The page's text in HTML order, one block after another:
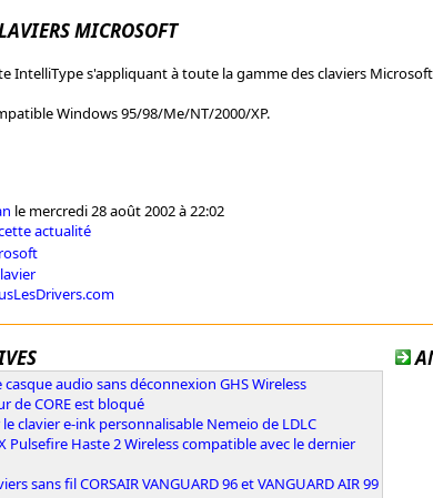
MICROSOFT
IntelliType s'appliquant à toute la gamme des claviers
Windows 95/98/Me/NT/2000/XP.
le mercredi 28 août 2002 à 22:02
actualité
casque audio sans déconnexion GHS Wireless
de CORE est bloqué
clavier e-ink personnalisable Nemeio de LDLC
Pulsefire Haste 2 Wireless compatible avec le dernier
sans fil CORSAIR VANGUARD 96 et VANGUARD AIR 99